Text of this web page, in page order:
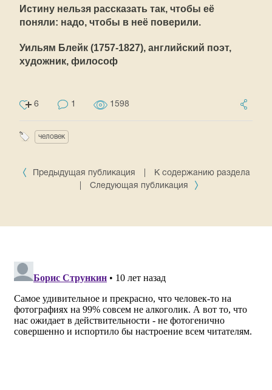
Истину нельзя рассказать так, чтобы её
поняли: надо, чтобы в неё поверили.
Уильям Блейк (1757-1827), английский поэт,
художник, философ
6 1 1598
человек
Предыдущая публикация
К содержанию раздела
Следующая публикация